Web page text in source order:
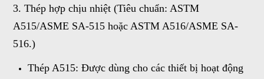
3. Thép hợp chịu nhiệt (Tiêu chuẩn: ASTM
A515/ASME SA-515 hoặc ASTM A516/ASME SA-
516.)
Thép A515: Được dùng cho các thiết bị hoạt động